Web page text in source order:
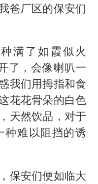
爸厂区的保安们
满了如霞似火
了，会像喇叭一
我们用拇指和食
花花骨朵的白色
天然饮品，对于
种难以阻挡的诱
保安们便如临大